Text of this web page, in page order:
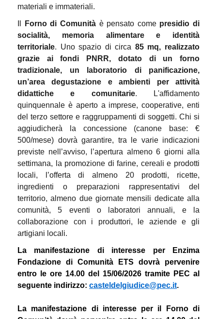
materiali e immateriali.
Forno di Comunitàè pensato come presidio di
socialità, memoria alimentare e identità
territoriale. Unospazio di circa 85 mq, realizzato
grazie ai fondi PNRR, dotato di un forno
tradizionale, un laboratorio di panificazione,
un’area degustazione e ambienti per attività
didattiche e comunitarie.
L'affidamento
quinquennale è aperto a imprese, cooperative, enti
del terzo settore e raggruppamenti di soggetti. Chi si
aggiudicherà la concessione (canone base: €
500/mese) dovrà garantire, tra le varie indicazioni
previste nell’avviso, l’apertura almeno 6 giorni alla
settimana, la promozione di farine, cereali e prodotti
locali, l’offerta di almeno 20 prodotti, ricette,
ingredienti o preparazioni rappresentativi del
territorio, almeno due giornate mensili dedicate alla
comunità, 5 eventi o laboratori annuali, e la
collaborazione con i produttori, le aziende e gli
artigiani locali.
La manifestazione di interesse per Enzima
Fondazione di Comunità ETS dovrà pervenire
entro le ore 14.00 del 15/06/2026 tramite PEC al
seguente indirizzo: casteldelgiudice@pec.it.
La manifestazione di interesse per il Forno di